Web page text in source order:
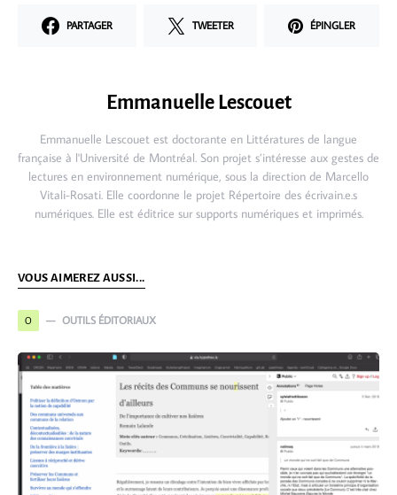
PARTAGER TWEETER ÉPINGLER
Emmanuelle Lescouet
Emmanuelle Lescouet est doctorante en Littératures de langue
française à l'Université de Montréal. Son projet s’intéresse aux gestes de
lectures en environnement numérique, sous la direction de Marcello
Vitali-Rosati. Elle coordonne le projet Répertoire des écrivain.e.s
numériques. Elle est éditrice sur supports numériques et imprimés.
VOUS AIMEREZ AUSSI...
O OUTILS ÉDITORIAUX